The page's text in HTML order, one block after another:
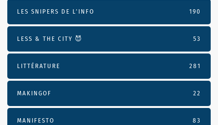
LES SNIPERS DE L’INFO 190
LESS & THE CITY 😈 53
LITTÉRATURE 281
MAKINGOF 22
MANIFESTO 83